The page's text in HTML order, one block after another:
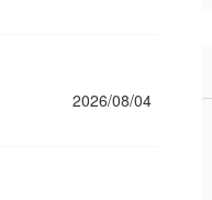
2026/08/04